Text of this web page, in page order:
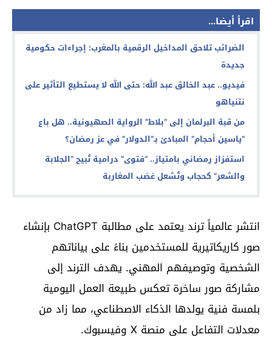
اقرأ أيضا...
الضرائب تلاحق المداخيل الرقمية بالمغرب: إجراءات حكومية
جديدة
فيديو.. عبد الخالق عبد الله: حتى الله لا يستطيع التأثير على
نتنياهو
من قبة البرلمان إلى “بلاط” الرواية الصهيونية.. هل باع
“ياسين أحجام” المبادئ بـ”الدولار” في عز رمضان؟
استفزاز رمضاني بامتياز.. “فتوى” درامية تُبيح “الجلابة
والشعر” كحجاب وتُشعل غضب المغاربة
انتشر عالمياً ترند يعتمد على مطالبة ChatGPT بإنشاء
صور كاريكاتيرية للمستخدمين بناءً على بياناتهم
الشخصية وتوصيفهم المهني. يهدف الترند إلى
مشاركة صور ساخرة تعكس طبيعة العمل اليومية
بلمسة فنية يولدها الذكاء الاصطناعي، مما زاد من
معدلات التفاعل على منصة X وفيسبوك.